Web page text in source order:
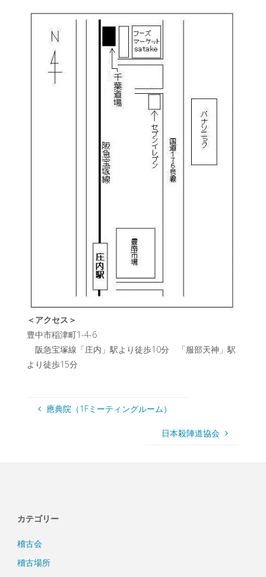
＜アクセス＞
豊中市稲津町1-4-6
阪急宝塚線「庄内」駅より徒歩10分 「服部天神」駅
より徒歩15分
應典院（1Fミーティングルーム）
日本殺陣道協会
カテゴリー
稽古会
稽古場所